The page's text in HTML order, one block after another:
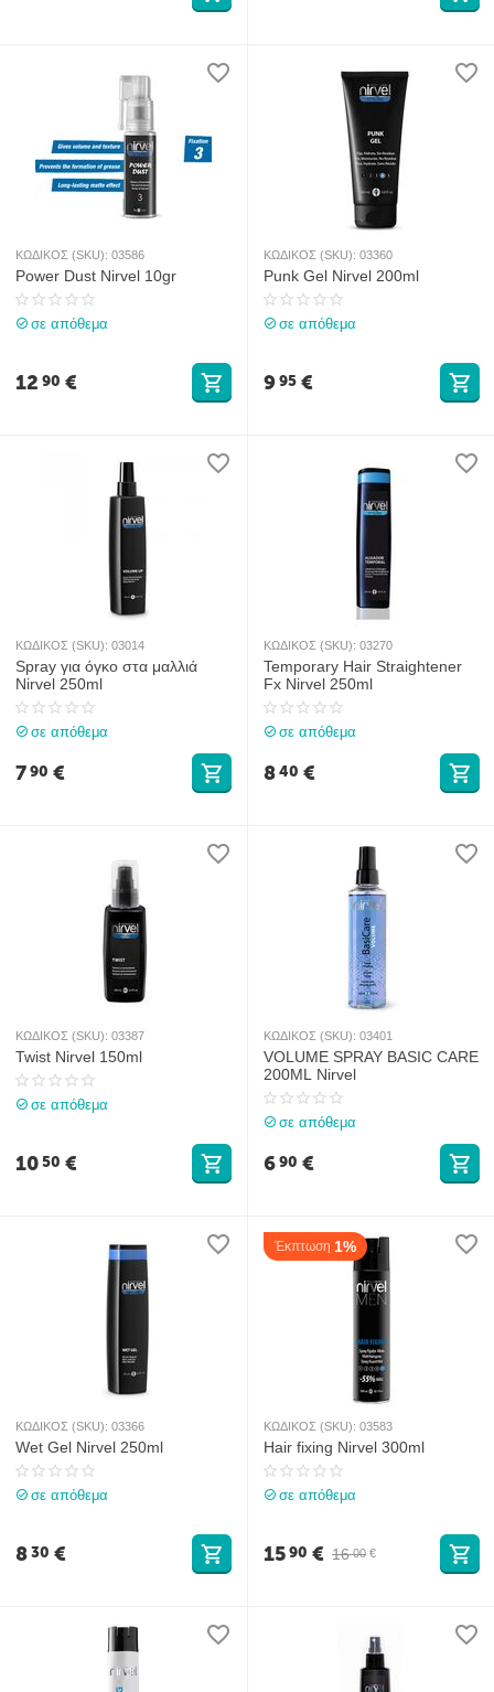
ΚΩΔΙΚΟΣ (SKU): 03586
Power Dust Nirvel 10gr
σε απόθεμα
12 90 €
ΚΩΔΙΚΟΣ (SKU): 03360
Punk Gel Nirvel 200ml
σε απόθεμα
995 €
ΚΩΔΙΚΟΣ (SKU): 03014
Spray για όγκο στα μαλλιά
Nirvel 250ml
σε απόθεμα
790 €
ΚΩΔΙΚΟΣ (SKU): 03270
Temporary Hair Straightener
Fx Nirvel 250ml
σε απόθεμα
840 €
ΚΩΔΙΚΟΣ (SKU): 03387
Twist Nirvel 150ml
σε απόθεμα
1050 €
ΚΩΔΙΚΟΣ (SKU): 03401
VOLUME SPRAY BASIC CARE
200ML Νirvel
σε απόθεμα
690 €
ΚΩΔΙΚΟΣ (SKU): 03366
Wet Gel Nirvel 250ml
σε απόθεμα
830 €
Έκπτωση 1%
ΚΩΔΙΚΟΣ (SKU): 03583
Ηair fixing Nirvel 300ml
σε απόθεμα
16 00 €
1590 €